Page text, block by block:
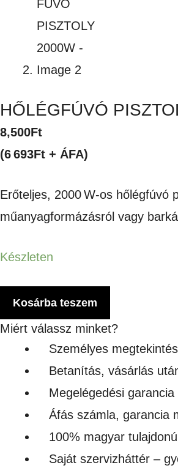
HŐLÉGFÚVÓ
8,500Ft
(6 693Ft + ÁFA)
Erőteljes, 2000 W-os hőlégfúvó
műanyagformázásról vagy
Készleten
HŐLÉGFÚVÓ
PISZTOLY
Kosárba teszem
Miért válassz minket?
Személyes
Betanítás, vásárlás
Megelégedési garancia
Áfás számla, garancia
100% magyar
Saját szervizháttér –